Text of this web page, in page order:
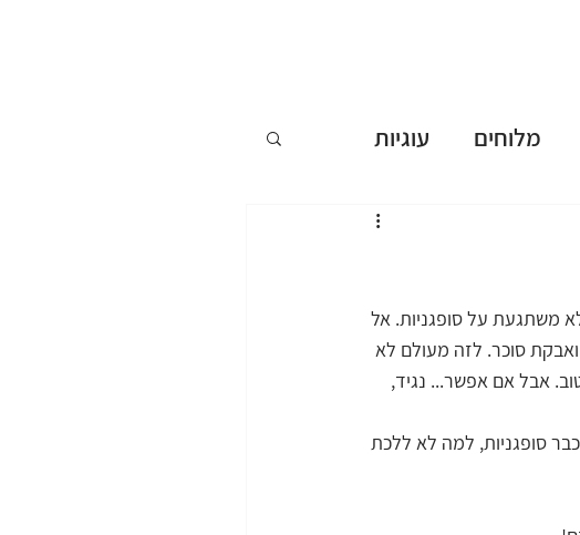
מלוחים עוגיות
ללא אפייה
וקפואים
משתגעת על סופגניות. אל
סוכר. לזה מעולם לא
אבל אם אפשר... נגיד,
סופגניות, למה לא ללכת